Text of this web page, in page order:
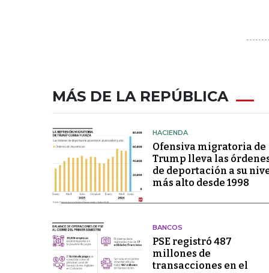
MÁS DE LA REPÚBLICA
HACIENDA
Ofensiva migratoria de
Trump lleva las
de deportación a su
más alto desde 1998
BANCOS
PSE registró 487
millones de
transacciones en el